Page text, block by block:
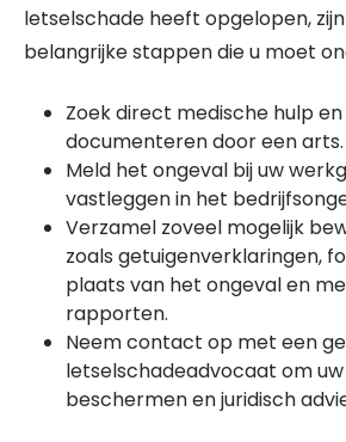
letselschade heeft opgelopen,
belangrijke stappen die u moet
Zoek direct medische hulp
documenteren door een arts.
Meld het ongeval bij uw
vastleggen in het
Verzamel zoveel mogelijk
zoals getuigenverklaringen,
plaats van het ongeval en
rapporten.
Neem contact op met een
letselschadeadvocaat om
beschermen en juridisch